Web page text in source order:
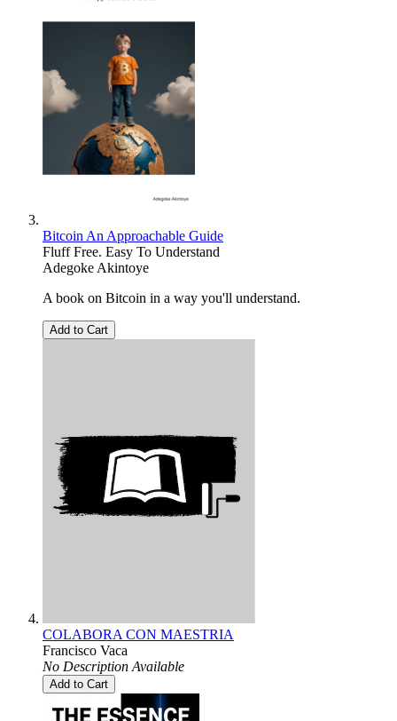
Bitcoin An Approachable Guide
Fluff Free. Easy To Understand
Adegoke Akintoye
A book on Bitcoin in a way you'll understand.
Add to Cart
COLABORA CON MAESTRIA
Francisco Vaca
No Description Available
Add to Cart